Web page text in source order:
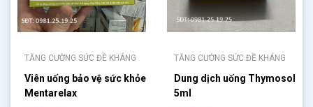
TĂNG CƯỜNG SỨC ĐỀ KHÁNG
Viên uống bảo vệ sức khỏe
Mentarelax
TĂNG CƯỜNG SỨC ĐỀ KHÁNG
Dung dịch uống Thymosol
5ml